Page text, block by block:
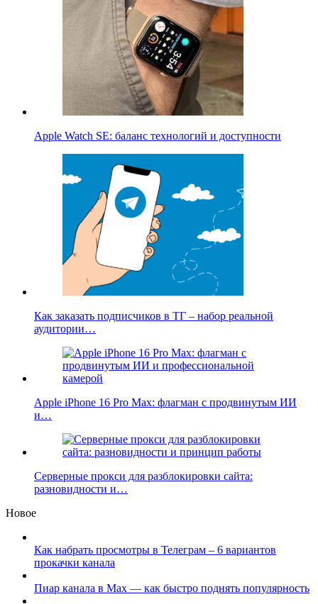
Apple Watch SE: баланс технологий и доступности
Как заказать подписчиков в ТГ – набор реальной
аудитории…
Apple iPhone 16 Pro Max: флагман с продвинутым ИИ
и…
Серверные прокси для разблокировки сайта:
разновидности и…
Новое
Как набрать просмотры в Телеграм – 6 вариантов
прокачки канала
Пиар канала в Max — как быстро поднять популярность